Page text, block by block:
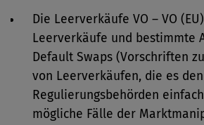
Die Leerverkäufe VO – VO
Leerverkäufe und bestimmte
Default Swaps (Vorschriften
von Leerverkäufen, die es den
Regulierungsbehörden
mögliche Fälle der